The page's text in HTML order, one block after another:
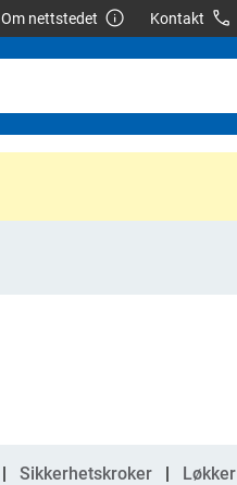
Om nettstedet Kontakt
Sikkerhetskroker Løkker